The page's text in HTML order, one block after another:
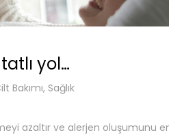
yol…
Bakımı, Sağlık
azaltır ve alerjen oluşumunu